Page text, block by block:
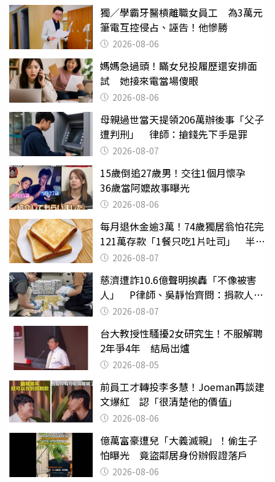
獨／學霸牙醫槓離職女員工 為3萬元
筆電互控侵占、誣告！他慘勝
2026-08-06
媽媽急過頭！瞞女兒投履歷還安排面
試 她接來電當場傻眼
2026-08-06
母親過世當天提領206萬辦後事「父子
遭判刑」 律師：搶錢先下手是罪
2026-08-07
15歲倒追27歲男！交往1個月懷孕
36歲當阿嬤故事曝光
2026-08-06
每月退休金逾3萬！74歲獨居翁怕花完
121萬存款「1餐只吃1片吐司」 半年
後暴瘦嚇壞女兒
2026-08-07
慈濟遭詐10.6億聲明挨轟「不像被害
人」 P律師、吳靜怡齊問：捐款人有
權知道真相
2026-08-07
台大教授性騷擾2女研究生！不服解聘
2年爭4年 結局出爐
2026-08-05
前員工才轉投李多慧！Joeman再談建
文爆紅 認「很清楚他的價值」
2026-08-06
億萬富豪遭兒「大義滅親」！偷生子
怕曝光 竟盜鄰居身份辦假證落戶
2026-08-06